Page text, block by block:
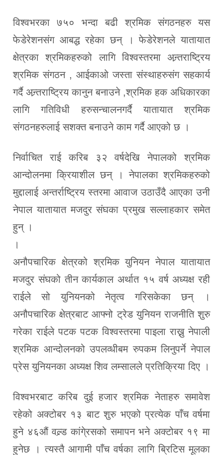
विश्वभरका ७५० भन्दा बढी श्रमिक संगठनहरु यस
फेडेरेशनसंग आबद्ध रहेका छन् । फेडेरेशनले यातायात
क्षेत्रका श्रमिकहरुको लागि विश्वस्तरमा अन्र्तराष्ट्रिय
श्रमिक संगठन , आईकाओ जस्ता संस्थाहरुसंग सहकार्य
गर्दै अन्र्तराष्ट्रिय कानुन बनाउने ,श्रमिक हक अधिकारका
लागि गतिविधी हरुसन्चालनगर्दै यातायात श्रमिक
संगठनहरुलाई सशक्त बनाउने काम गर्दै आएको छ ।
निर्वाचित राई करिब ३२ वर्षदेखि नेपालको श्रमिक
आन्दोलनमा क्रियाशील छन् । नेपालका श्रमिकहरुको
मुद्दालाई अन्तर्राष्ट्रिय स्तरमा आवाज उठाउँदै आएका उनी
नेपाल यातायात मजदुर संघका प्रमुख सल्लाहकार समेत
हुन् ।
।
अनौपचारिक क्षेत्रको श्रमिक युनियन नेपाल यातायात
मजदुर संघको तीन कार्यकाल अर्थात १५ वर्ष अध्यक्ष रही
राईले सो युनियनको नेतृत्व गरिसकेका छन् ।
अनौपचारिक क्षेत्रबाट आफ्नो ट्रेड युनियन राजनीति शुरु
गरेका राईले पटक पटक विश्वस्तरमा पाइला राख्नु नेपाली
श्रमिक आन्दोलनको उपलव्धीबम रुपकम लिनुपर्ने नेपाल
प्रेस युनियनका अध्यक्ष शिव लम्सालले प्रतिक्रिया दिए ।
विश्वभरबाट करिब दुई हजार श्रमिक नेताहरु समावेश
रहेको अक्टोबर १३ बाट शुरु भएको प्रत्येक पाँच वर्षमा
हुने ४६औं वल्र्ड कांगे्रसको समापन भने अक्टोबर १९ मा
हुनेछ । त्यस्तै आगामी पाँच वर्षका लागि ब्रिटिस मूलका